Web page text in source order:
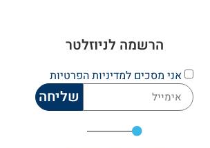
הרשמה לניוזלטר
אני מסכים למדיניות הפרטיות
שליחה